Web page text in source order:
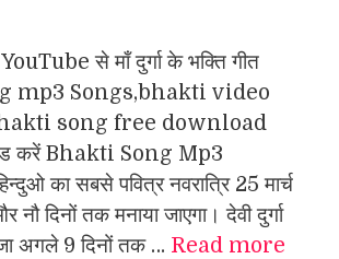
से माँ दुर्गा के भक्ति गीत
mp3 Songs,bhakti video
song free download
करें Bhakti Song Mp3
का सबसे पवित्र नवरात्रि 25 मार्च
दिनों तक मनाया जाएगा। देवी दुर्गा
अगले 9 दिनों तक … Read more